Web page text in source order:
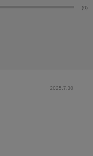
(0)
2025.7.30